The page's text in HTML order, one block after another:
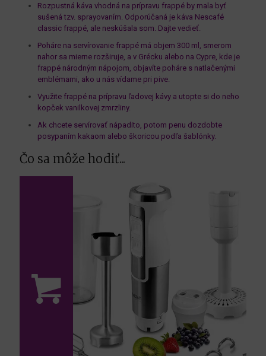
Rozpustná káva vhodná na prípravu frappé by mala byť
sušená tzv. sprayovaním. Odporúčaná je káva Nescafé
classic frappé, ale neskúšala som. Dajte vedieť.
Poháre na servírovanie frappé má objem 300 ml, smerom
nahor sa mierne rozširuje, a v Grécku alebo na Cypre, kde je
frappé národným nápojom, objavíte poháre s natlačenými
emblémami, ako u nás vídame pri pive.
Využite frappé na prípravu ľadovej kávy a utopte si do neho
kopček vanilkovej zmrzliny.
Ak chcete servírovať nápadito, potom penu dozdobte
posypaním kakaom alebo škoricou podľa šablónky.
Čo sa môže hodiť...